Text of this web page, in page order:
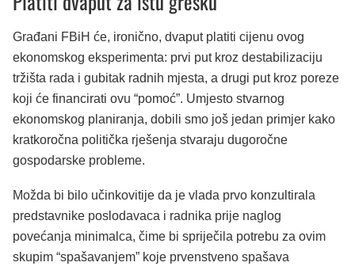
Građani FBiH će, ironično, dvaput platiti cijenu ovog
ekonomskog eksperimenta: prvi put kroz destabilizaciju
tržišta rada i gubitak radnih mjesta, a drugi put kroz poreze
koji će financirati ovu “pomoć”. Umjesto stvarnog
ekonomskog planiranja, dobili smo još jedan primjer kako
kratkoročna politička rješenja stvaraju dugoročne
gospodarske probleme.
Možda bi bilo učinkovitije da je vlada prvo konzultirala
predstavnike poslodavaca i radnika prije naglog
povećanja minimalca, čime bi spriječila potrebu za ovim
skupim “spašavanjem” koje prvenstveno spašava